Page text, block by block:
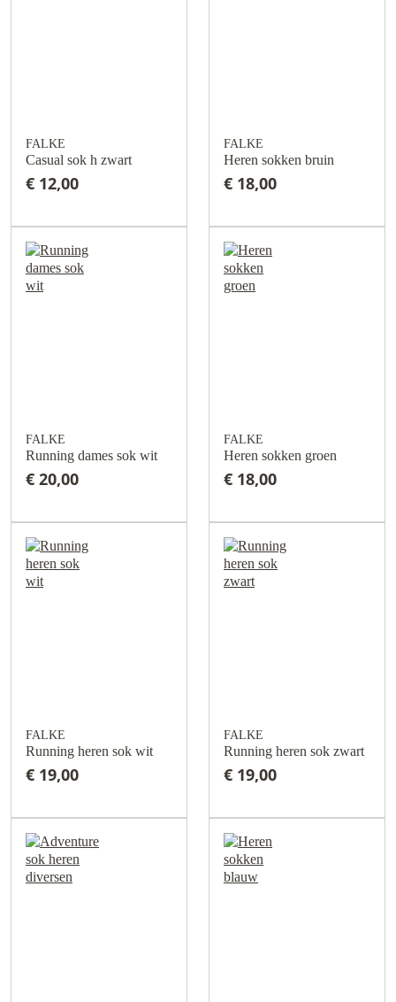
FALKE
Casual sok h zwart
€ 12,00
FALKE
Heren sokken bruin
€ 18,00
FALKE
Running dames sok wit
€ 20,00
FALKE
Heren sokken groen
€ 18,00
FALKE
Running heren sok wit
€ 19,00
FALKE
Running heren sok zwart
€ 19,00